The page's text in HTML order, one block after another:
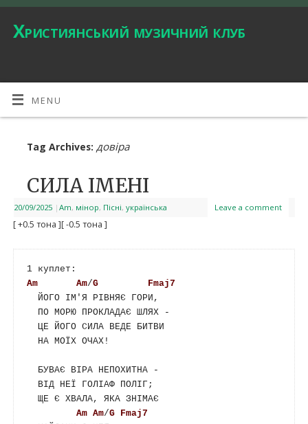
Християнський музичний клуб
MENU
Tag Archives: довіра
СИЛА ІМЕНІ
20/09/2025 | Am, мінор, Пісні, українська Leave a comment
[ +0.5 тона ][ -0.5 тона ]
Am
Am/G
Fmaj7
Am Am/G
Fmaj7